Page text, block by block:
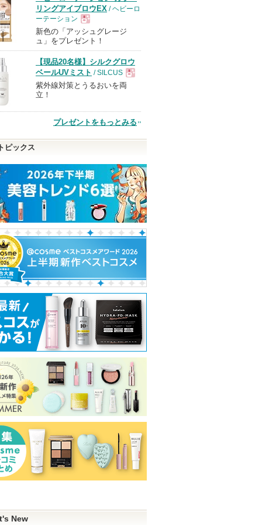
リングアイブロウEX / ヘビーロ
ーテーション
現
品
新色の「アッシュグレージ
ュ」をプレゼント！
【現品20名様】シルクグロウ
ベールUVミスト / SILCUS
現
品
紫外線対策とうるおいを両
立！
プレゼントをもっとみる
ピックス
New